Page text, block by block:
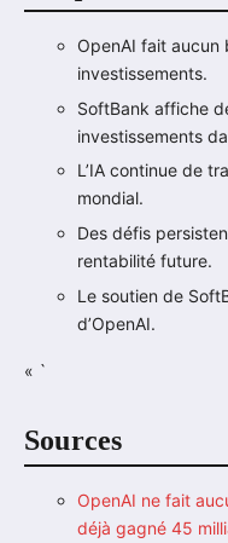
OpenAI fait aucun
investissements.
SoftBank affiche
investissements
L’IA continue de
mondial.
Des défis
rentabilité future.
Le soutien de
d’OpenAI.
« `
Sources
OpenAI ne fait
déjà gagné 45